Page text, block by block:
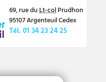
69, rue du Lt-colPrudhon
95107ArgenteuilCedex
Tél.01 34 23 24 25